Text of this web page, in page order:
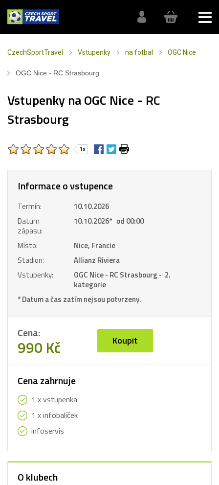
CzechSportTravel Vstupenky na fotbal OGC Nice
OGC Nice - RC Strasbourg
Vstupenky na OGC Nice - RC
Strasbourg
1x
Informace o vstupence
Termín:
10.10.2026
Datum
zápasu:
10.10.2026* od 00:00
Místo:
Nice, Francie
Stadion:
Allianz Riviera
Vstupenky:
OGC Nice - RC Strasbourg - 2.
kategorie
* Datum a čas zatím nejsou potvrzeny.
Cena:
990 Kč Koupit
Cena zahrnuje
1 x vstupenka
1 x infobalíček
infoservis
O klubech